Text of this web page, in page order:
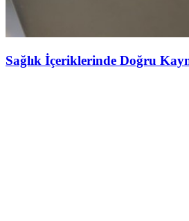
Sağlık İçeriklerinde Doğru